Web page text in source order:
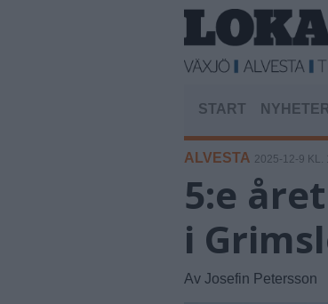
START NYHETER
ALVESTA 2025-12-9 KL.
5:e
i
Av Josefin Petersson